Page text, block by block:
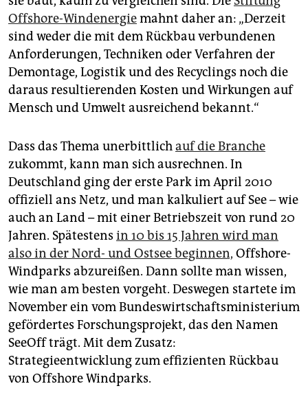
Offshore-Windenergiemahnt daher an: „Derzeit
sind weder die mit dem Rückbau verbundenen
Anforderungen, Techniken oder Verfahren der
Demontage, Logistik und des Recyclings noch die
daraus resultierenden Kosten und Wirkungen auf
Mensch und Umwelt ausreichend bekannt.“
Dass das Thema unerbittlichauf die Branche
zukommt, kann man sich ausrechnen. In
Deutschland ging der erste Park im April 2010
offiziell ans Netz, und man kalkuliert auf See – wie
auch an Land – mit einer Betriebszeit von rund 20
Jahren. Spätestens in 10 bis 15 Jahren wird man
also in der Nord- und Ostsee beginnen, Offshore-
Windparks abzureißen. Dann sollte man wissen,
wie man am besten vorgeht. Deswegen startete im
November ein vom Bundeswirtschaftsministerium
gefördertes Forschungsprojekt, das den Namen
SeeOff trägt. Mit dem Zusatz:
Strategieentwicklung zum effizienten Rückbau
von Offshore Windparks.